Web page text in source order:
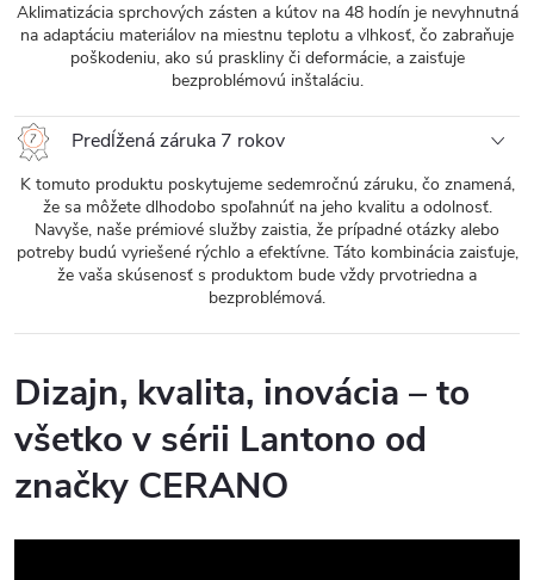
Aklimatizácia sprchových zásten a kútov na 48 hodín je nevyhnutná
na adaptáciu materiálov na miestnu teplotu a vlhkosť, čo zabraňuje
poškodeniu, ako sú praskliny či deformácie, a zaisťuje
bezproblémovú inštaláciu.
Predĺžená záruka 7 rokov
K tomuto produktu poskytujeme sedemročnú záruku, čo znamená,
že sa môžete dlhodobo spoľahnúť na jeho kvalitu a odolnosť.
Navyše, naše prémiové služby zaistia, že prípadné otázky alebo
potreby budú vyriešené rýchlo a efektívne. Táto kombinácia zaisťuje,
že vaša skúsenosť s produktom bude vždy prvotriedna a
bezproblémová.
Dizajn, kvalita, inovácia – to
všetko v sérii Lantono od
značky CERANO